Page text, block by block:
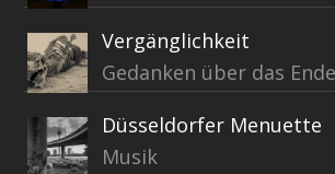
Vergänglichkeit
Gedanken über das
Düsseldorfer Menuette
Musik